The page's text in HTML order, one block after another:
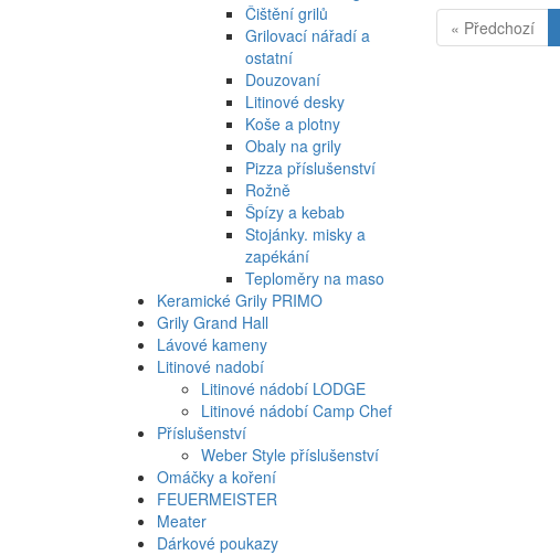
Čištění grilů
Grilovací nářadí a
ostatní
Douzovaní
Litinové desky
Koše a plotny
Obaly na grily
Pizza příslušenství
Rožně
Špízy a kebab
Stojánky. misky a
zapékání
Teploměry na maso
Keramické Grily PRIMO
Grily Grand Hall
Lávové kameny
Litinové nadobí
Litinové nádobí LODGE
Litinové nádobí Camp Chef
Příslušenství
Weber Style příslušenství
Omáčky a koření
FEUERMEISTER
Meater
Dárkové poukazy
« Předchozí